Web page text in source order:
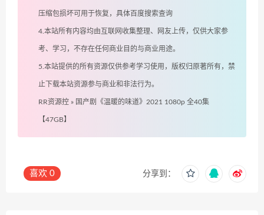
压缩包损坏可用于恢复，具体百度搜索查询
4.本站所有内容均由互联网收集整理、网友上传，仅供大家参
考、学习，不存在任何商业目的与商业用途。
5.本站提供的所有资源仅供参考学习使用，版权归原著所有，禁
止下载本站资源参与商业和非法行为。
RR资源控 » 国产剧《温暖的味道》2021 1080p 全40集
【47GB】
喜欢 0 分享到：